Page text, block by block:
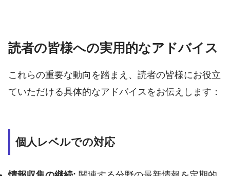
読者の皆様への実用的なアドバイス
これらの重要な動向を踏まえ、読者の皆様にお役立
ていただける具体的なアドバイスをお伝えします：
個人レベルでの対応